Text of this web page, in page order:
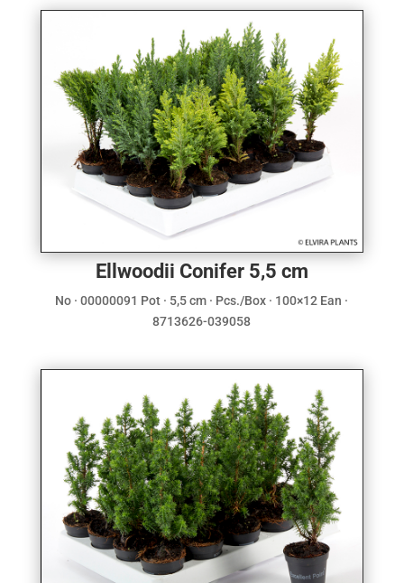
Ellwoodii Conifer 5,5 cm
No · 00000091 Pot · 5,5 cm · Pcs./Box · 100×12 Ean ·
8713626-039058